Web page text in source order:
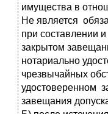
имущества в
Не является
при составлении
закрытом
нотариально
чрезвычайных
удостоверенном
завещания